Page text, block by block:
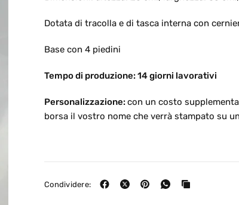
Dotata di tracolla e di tasca interna con
Base con 4 piedini
Tempo di produzione: 14 giorni lavorativi
Personalizzazione:con un costo
borsa il vostro nome che verrà stampato su
Condividere: